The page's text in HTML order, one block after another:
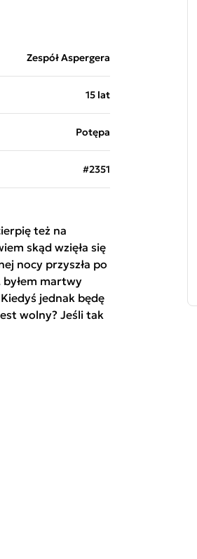
Zespół Aspergera
15 lat
Potępa
#2351
też na
skąd wzięła się
nocy przyszła po
byłem martwy
jednak będę
wolny? Jeśli tak